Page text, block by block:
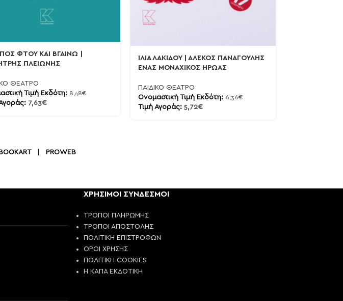
ΦΤΟΥ ΚΑΙ ΒΓΑΙΝΩ |
ΠΛΕΙΩΝΗΣ
ΘΕΑΤΡΟ
Τιμή Εκδότη: 8,48€
7,63€
ΙΛΙΑ ΛΑΚΙΔΟΥ | ΑΛΕΚΟΣ ΠΑΝΑΓΟΥΛΗΣ
ΕΝΑΣ ΜΟΝΑΧΙΚΟΣ ΗΡΩΑΣ
ΠΑΙΔΙΚΟ ΘΕΑΤΡΟ
Ονομαστική Τιμή Εκδότη:6,36€
Τιμή Αγοράς: 5,72€
| PROWEB
ΧΡΗΣΙΜΟΙ ΣΥΝΔΕΣΜΟΙ
ΤΡΟΠΟΙ ΠΛΗΡΩΜΗΣ
ΤΡΟΠΟΙ ΑΠΟΣΤΟΛΗΣ
ΠΟΛΙΤΙΚΗ ΕΠΙΣΤΡΟΦΩΝ
ΟΡΟΙ ΧΡΗΣΗΣ
ΠΟΛΙΤΙΚΗ COOKIES
Η ΚΑΠΑ ΕΚΔΟΤΙΚΗ